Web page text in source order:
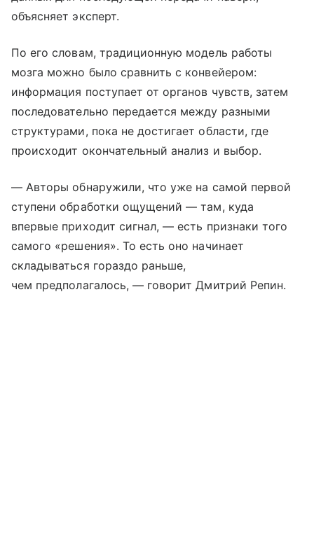
объясняет эксперт.
По его словам, традиционную модель работы
мозга можно было сравнить с конвейером:
информация поступает от органов чувств, затем
последовательно передается между разными
структурами, пока не достигает области, где
происходит окончательный анализ и выбор.
— Авторы обнаружили, что уже на самой первой
ступени обработки ощущений — там, куда
впервые приходит сигнал, — есть признаки того
самого «решения». То есть оно начинает
складываться гораздо раньше,
чем предполагалось, — говорит Дмитрий Репин.